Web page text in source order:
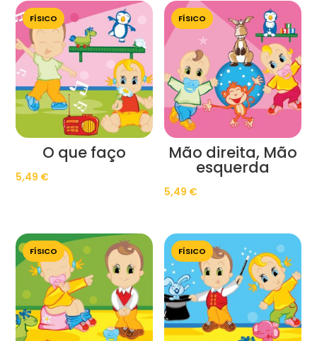
FÍSICO
O que faço
5,49 €
FÍSICO
Mão direita, Mão
esquerda
5,49 €
FÍSICO FÍSICO